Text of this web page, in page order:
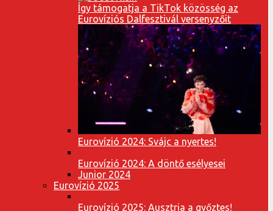
Így támogatja a TikTok közösség az
Eurovíziós Dalfesztivál versenyzőit
Eurovízió 2024: Svájc a nyertes!
Eurovízió 2024: A döntő esélyesei
Junior 2024
Eurovízió 2025
Eurovízió 2025: Ausztria a győztes!